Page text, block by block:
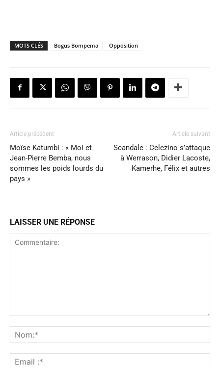
MOTS CLÉS Bogus Bompema Opposition
Article précédent
Moïse Katumbi : « Moi et
Jean-Pierre Bemba, nous
sommes les poids lourds du
pays »
Article suivant
Scandale : Celezino s’attaque
à Werrason, Didier Lacoste,
Kamerhe, Félix et autres
LAISSER UNE RÉPONSE